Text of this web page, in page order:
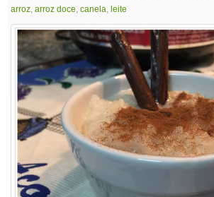
arroz,arroz doce,canela, leite